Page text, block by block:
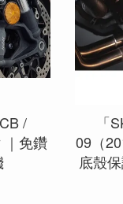
/
｜免鑽
「
09（
底殼